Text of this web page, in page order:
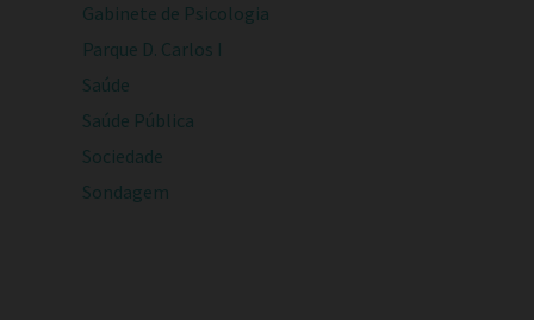
Gabinete de Psicologia
Parque D. Carlos I
Saúde
Saúde Pública
Sociedade
Sondagem